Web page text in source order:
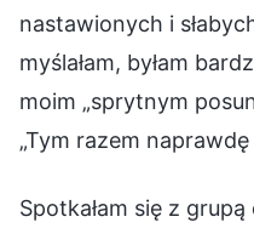
nastawionych i
myślałam, byłam
moim „sprytnym
„Tym razem
Spotkałam się z